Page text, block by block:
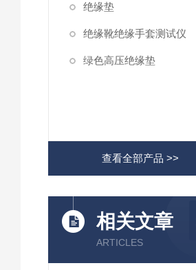
绝缘垫
绝缘靴绝缘手套测试仪
绿色高压绝缘垫
查看全部产品 >>
相关文章
ARTICLES